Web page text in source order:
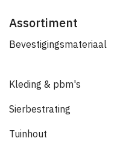
Assortiment
Bevestigingsmateriaal
Kleding & pbm's
Sierbestrating
Tuinhout